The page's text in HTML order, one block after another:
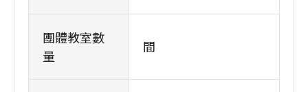
團體教室數
量
間